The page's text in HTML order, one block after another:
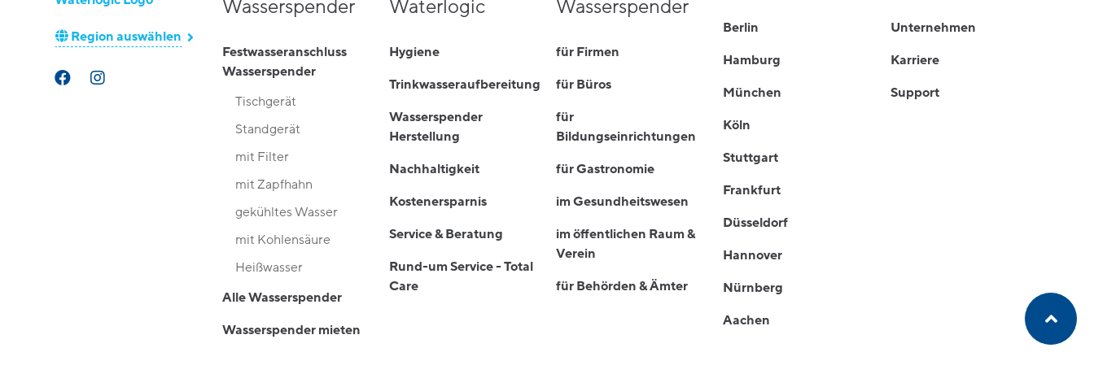
Region auswählen
Wasserspender
Festwasseranschluss
Wasserspender
Tischgerät
Standgerät
mit Filter
mit Zapfhahn
gekühltes Wasser
mit Kohlensäure
Heißwasser
Alle Wasserspender
Wasserspender mieten
Waterlogic
Hygiene
Trinkwasseraufbereitung
Wasserspender
Herstellung
Nachhaltigkeit
Kostenersparnis
Service & Beratung
Rund-um Service - Total
Care
Wasserspender
für Firmen
für Büros
für
Bildungseinrichtungen
für Gastronomie
im Gesundheitswesen
im öffentlichen Raum &
Verein
für Behörden & Ämter
Berlin
Hamburg
München
Köln
Stuttgart
Frankfurt
Düsseldorf
Hannover
Nürnberg
Aachen
Unternehmen
Karriere
Support